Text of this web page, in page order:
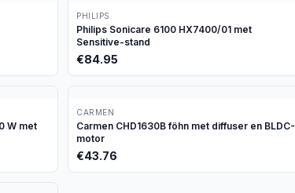
PHILIPS
Philips Sonicare 6100 HX7400/01 met
Sensitive-stand
€84.95
W met
CARMEN
Carmen CHD1630B föhn met diffuser en BLDC-
motor
€43.76